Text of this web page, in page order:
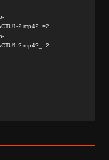
2.mp4?_=2
2.mp4?_=2